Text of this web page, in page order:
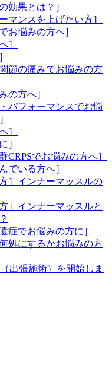
効果とは？］
マンスを上げたい方］
お悩みの方へ］
］
節の痛みでお悩みの方
の方へ］
パフォーマンスでお悩
］
］
CRPSでお悩みの方へ］
でいる方へ］
］インナーマッスルの
］インナーマッスルと
症でお悩みの方に］
処にするかお悩みの方
出張施術）を開始しま